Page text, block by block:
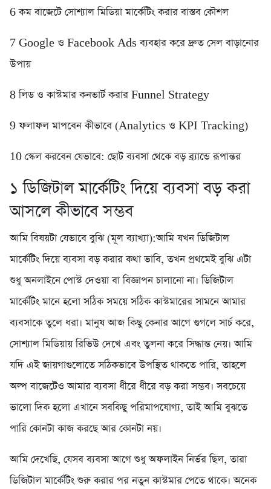
6️ কম বাজেটে সোশ্যাল মিডিয়া মার্কেটিং করার বাস্তব কৌশল
7️ Google ও Facebook Ads ব্যবহার করে দ্রুত সেল বাড়ানোর
উপায়
8️ লিড ও কাস্টমার কনভার্ট করার Funnel Strategy
9️ ফলাফল মাপবেন কীভাবে (Analytics ও KPI Tracking)
10 স্কেল করবেন যেভাবে: ছোট ব্যবসা থেকে বড় ব্র্যান্ডে রূপান্তর
১️ ডিজিটাল মার্কেটিং দিয়ে ব্যবসা বড় করা
আসলে কীভাবে সম্ভব
আমি বিষয়টা যেভাবে বুঝি (মূল ব্যাখ্যা):আমি যখন ডিজিটাল
মার্কেটিং দিয়ে ব্যবসা বড় করার কথা ভাবি, তখন প্রথমেই বুঝি এটা
শুধু অনলাইনে পোস্ট দেওয়া বা বিজ্ঞাপন চালানো না। ডিজিটাল
মার্কেটিং মানে হলো সঠিক সময়ে সঠিক কাস্টমারের সামনে আমার
ব্যবসাকে তুলে ধরা। মানুষ আজ কিছু কেনার আগে গুগলে সার্চ করে,
সোশ্যাল মিডিয়ায় রিভিউ দেখে এবং তুলনা করে সিদ্ধান্ত নেয়। আমি
যদি এই জায়গাগুলোতে সঠিকভাবে উপস্থিত থাকতে পারি, তাহলে
অল্প বাজেটেও আমার ব্যবসা ধীরে ধীরে বড় করা সম্ভব। সবচেয়ে
ভালো দিক হলো এখানে সবকিছু পরিমাপযোগ্য, তাই আমি বুঝতে
পারি কোনটা কাজ করছে আর কোনটা নয়।
আমি দেখেছি, যেসব ব্যবসা আগে শুধু অফলাইন নির্ভর ছিল, তারা
ডিজিটাল মার্কেটিং শুরু করার পর নতুন কাস্টমার পেতে থাকে। অনেক